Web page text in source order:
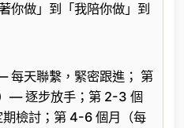
你做」到「我陪你做」到
每天聯繫，緊密跟進； 第
— 逐步放手；第 2-3 個
檢討；第 4-6 個月（每